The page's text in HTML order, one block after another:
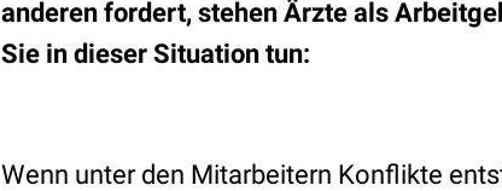
anderen fordert, stehen Ärzte als
Sie in dieser Situation tun:
Wenn unter den Mitarbeitern Konflikte